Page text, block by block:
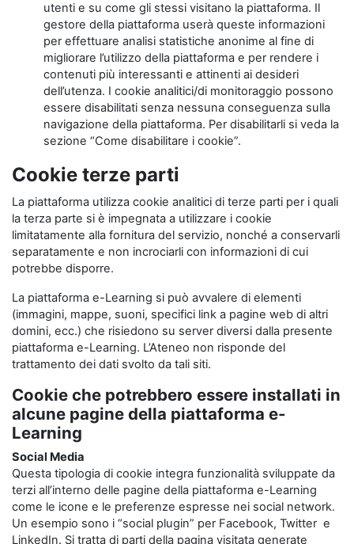
utenti e su come gli stessi visitano la piattaforma. Il
gestore della piattaforma userà queste informazioni
per effettuare analisi statistiche anonime al fine di
migliorare l’utilizzo della piattaforma e per rendere i
contenuti più interessanti e attinenti ai desideri
dell’utenza. I cookie analitici/di monitoraggio possono
essere disabilitati senza nessuna conseguenza sulla
navigazione della piattaforma. Per disabilitarli si veda la
sezione “Come disabilitare i cookie”.
Cookie terze parti
La piattaforma utilizza cookie analitici di terze parti per i quali
la terza parte si è impegnata a utilizzare i cookie
limitatamente alla fornitura del servizio, nonché a conservarli
separatamente e non incrociarli con informazioni di cui
potrebbe disporre.
La piattaforma e-Learning si può avvalere di elementi
(immagini, mappe, suoni, specifici link a pagine web di altri
domini, ecc.) che risiedono su server diversi dalla presente
piattaforma e-Learning. L’Ateneo non risponde del
trattamento dei dati svolto da tali siti.
Cookie che potrebbero essere installati in
alcune pagine della piattaforma e-
Learning
Social Media
Questa tipologia di cookie integra funzionalità sviluppate da
terzi all’interno delle pagine della piattaforma e-Learning
come le icone e le preferenze espresse nei social network.
Un esempio sono i “social plugin” per Facebook, Twitter e
LinkedIn. Si tratta di parti della pagina visitata generate